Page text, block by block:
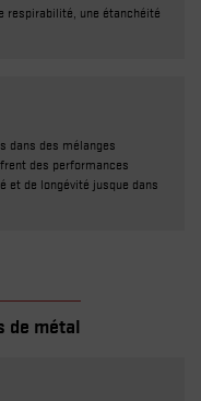
respirabilité, une étanchéité
dans des mélanges
des performances
et de longévité jusque dans
de métal